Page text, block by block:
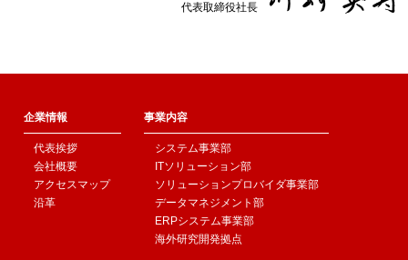
代表取締役社長
企業情報
代表挨拶
会社概要
アクセスマップ
沿革
事業内容
システム事業部
ITソリューション部
ソリューションプロバイダ事業部
データマネジメント部
ERPシステム事業部
海外研究開発拠点